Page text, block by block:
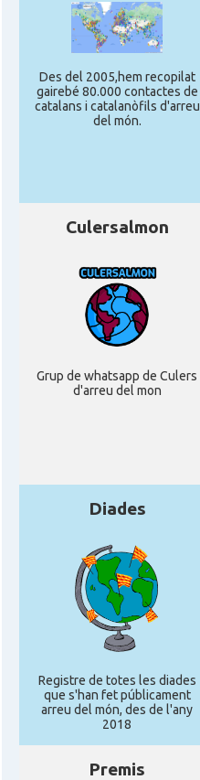
Des del 2005,hem recopilat
gairebé 80.000 contactes de
catalans i catalanòfils d'arreu
del món.
Culersalmon
Grup de whatsapp de Culers
d'arreu del mon
Diades
Registre de totes les diades
que s'han fet públicament
arreu del món, des de l'any
2018
Premis